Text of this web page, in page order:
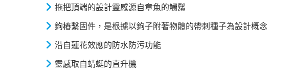
拖把頂端的設計靈感源自章魚的觸鬚
鉤樁繫固件，是根據以鉤子附著物體的帶刺種子為設計概念
沿自蓮花效應的防水防污功能
靈感取自蜻蜓的直升機